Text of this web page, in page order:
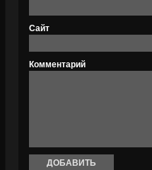
Сайт
Комментарий